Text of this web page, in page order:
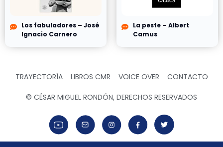
Los fabuladores – José
Ignacio Carnero
La peste – Albert
Camus
TRAYECTORÍA LIBROS CMR VOICE OVER CONTACTO
© CÉSAR MIGUEL RONDÓN, DERECHOS RESERVADOS